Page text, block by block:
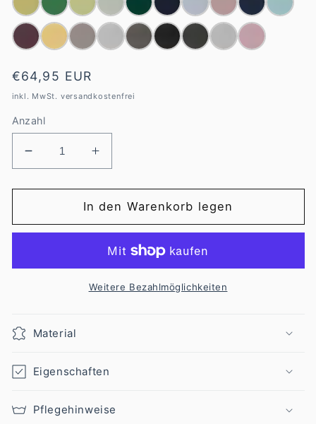
Normaler
Preis
€64,95 EUR
inkl. MwSt. versandkostenfrei
Anzahl
Verringere
die
Menge
Estella
200
200-
cm
Erhöhe
die
Menge
für
Estella
180-
200
cm
cm
In den Warenkorb legen
Weitere Bezahlmöglichkeiten
Material
Eigenschaften
Pflegehinweise